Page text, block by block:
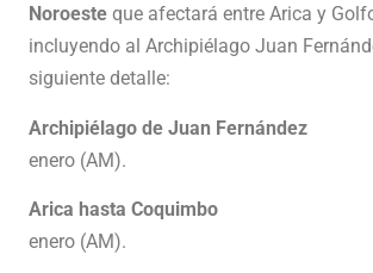
Noroeste que afectará entre Arica y
incluyendo al Archipiélago Juan
siguiente detalle:
Archipiélago de Juan
enero (AM).
Arica hasta Coquimbo
enero (AM).